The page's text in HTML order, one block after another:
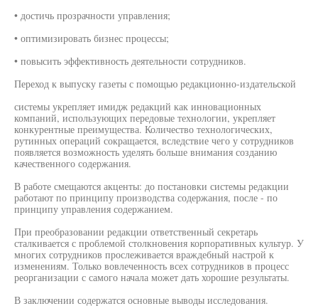
• достичь прозрачности управления;
• оптимизировать бизнес процессы;
• повысить эффективность деятельности сотрудников.
Переход к выпуску газеты с помощью редакционно-издательской
системы укрепляет имидж редакций как инновационных
компаний, использующих передовые технологии, укрепляет
конкурентные преимущества. Количество технологических,
рутинных операций сокращается, вследствие чего у сотрудников
появляется возможность уделять больше внимания созданию
качественного содержания.
В работе смещаются акценты: до постановки системы редакции
работают по принципу производства содержания, после - по
принципу управления содержанием.
При преобразовании редакции ответственный секретарь
сталкивается с проблемой столкновения корпоративных культур. У
многих сотрудников прослеживается враждебный настрой к
изменениям. Только вовлеченность всех сотрудников в процесс
реорганизации с самого начала может дать хорошие результаты.
В заключении содержатся основные выводы исследования.